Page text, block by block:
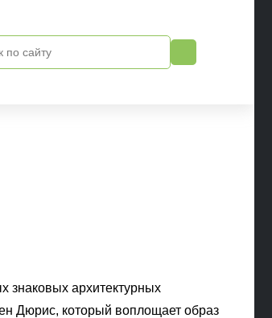
знаковых архитектурных
Дюрис, который воплощает образ